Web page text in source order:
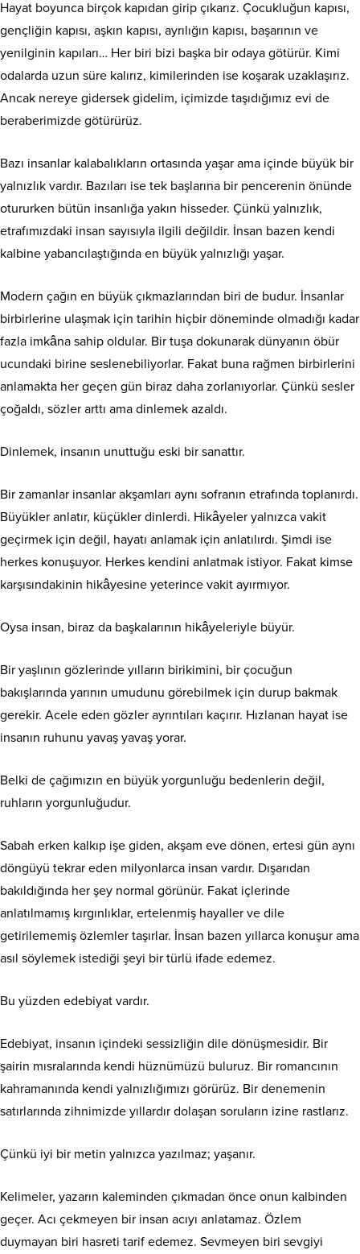
Hayat boyunca birçok kapıdan girip çıkarız. Çocukluğun kapısı,
gençliğin kapısı, aşkın kapısı, ayrılığın kapısı, başarının ve
yenilginin kapıları… Her biri bizi başka bir odaya götürür. Kimi
odalarda uzun süre kalırız, kimilerinden ise koşarak uzaklaşırız.
Ancak nereye gidersek gidelim, içimizde taşıdığımız evi de
beraberimizde götürürüz.
Bazı insanlar kalabalıkların ortasında yaşar ama içinde büyük bir
yalnızlık vardır. Bazıları ise tek başlarına bir pencerenin önünde
otururken bütün insanlığa yakın hisseder. Çünkü yalnızlık,
etrafımızdaki insan sayısıyla ilgili değildir. İnsan bazen kendi
kalbine yabancılaştığında en büyük yalnızlığı yaşar.
Modern çağın en büyük çıkmazlarından biri de budur. İnsanlar
birbirlerine ulaşmak için tarihin hiçbir döneminde olmadığı kadar
fazla imkâna sahip oldular. Bir tuşa dokunarak dünyanın öbür
ucundaki birine seslenebiliyorlar. Fakat buna rağmen birbirlerini
anlamakta her geçen gün biraz daha zorlanıyorlar. Çünkü sesler
çoğaldı, sözler arttı ama dinlemek azaldı.
Dinlemek, insanın unuttuğu eski bir sanattır.
Bir zamanlar insanlar akşamları aynı sofranın etrafında toplanırdı.
Büyükler anlatır, küçükler dinlerdi. Hikâyeler yalnızca vakit
geçirmek için değil, hayatı anlamak için anlatılırdı. Şimdi ise
herkes konuşuyor. Herkes kendini anlatmak istiyor. Fakat kimse
karşısındakinin hikâyesine yeterince vakit ayırmıyor.
Oysa insan, biraz da başkalarının hikâyeleriyle büyür.
Bir yaşlının gözlerinde yılların birikimini, bir çocuğun
bakışlarında yarının umudunu görebilmek için durup bakmak
gerekir. Acele eden gözler ayrıntıları kaçırır. Hızlanan hayat ise
insanın ruhunu yavaş yavaş yorar.
Belki de çağımızın en büyük yorgunluğu bedenlerin değil,
ruhların yorgunluğudur.
Sabah erken kalkıp işe giden, akşam eve dönen, ertesi gün aynı
döngüyü tekrar eden milyonlarca insan vardır. Dışarıdan
bakıldığında her şey normal görünür. Fakat içlerinde
anlatılmamış kırgınlıklar, ertelenmiş hayaller ve dile
getirilememiş özlemler taşırlar. İnsan bazen yıllarca konuşur ama
asıl söylemek istediği şeyi bir türlü ifade edemez.
Bu yüzden edebiyat vardır.
Edebiyat, insanın içindeki sessizliğin dile dönüşmesidir. Bir
şairin mısralarında kendi hüznümüzü buluruz. Bir romancının
kahramanında kendi yalnızlığımızı görürüz. Bir denemenin
satırlarında zihnimizde yıllardır dolaşan soruların izine rastlarız.
Çünkü iyi bir metin yalnızca yazılmaz; yaşanır.
Kelimeler, yazarın kaleminden çıkmadan önce onun kalbinden
geçer. Acı çekmeyen bir insan acıyı anlatamaz. Özlem
duymayan biri hasreti tarif edemez. Sevmeyen biri sevgiyi